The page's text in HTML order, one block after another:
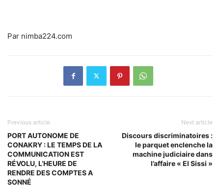
Par nimba224.com
Previous article
PORT AUTONOME DE
CONAKRY : LE TEMPS DE LA
COMMUNICATION EST
RÉVOLU, L’HEURE DE
RENDRE DES COMPTES A
SONNÉ
Next article
Discours discriminatoires :
le parquet enclenche la
machine judiciaire dans
l’affaire « El Sissi »